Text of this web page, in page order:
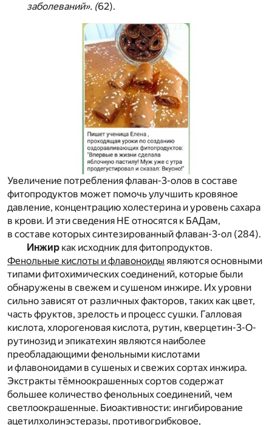
заболеваний». (62).
Увеличение потребления флаван-3-олов в составе
фитопродуктов может помочь улучшить кровяное
давление, концентрацию холестерина и уровень сахара
в крови. И эти сведения НЕ относятся к БАДам,
в составе которых синтезированный флаван-3-ол (284).
Инжир как исходник для фитопродуктов.
Фенольные кислоты и флавоноиды являются основными
типами фитохимических соединений, которые были
обнаружены в свежем и сушеном инжире. Их уровни
сильно зависят от различных факторов, таких как цвет,
часть фруктов, зрелость и процесс сушки. Галловая
кислота, хлорогеновая кислота, рутин, кверцетин-3-О-
рутинозид и эпикатехин являются наиболее
преобладающими фенольными кислотами
и флавоноидами в сушеных и свежих сортах инжира.
Экстракты тёмноокрашенных сортов содержат
большее количество фенольных соединений, чем
светлоокрашенные. Биоактивности: ингибирование
ацетилхолинэстеразы, противогрибковое,